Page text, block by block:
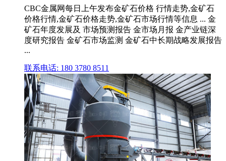
CBC金属网每日上午发布金矿石价格 行情走势,金矿石
价格行情,金矿石价格走势,金矿石市场行情等信息 ... 金
矿石年度发展及 市场预测报告 金市场月报 金产业链深
度研究报告 金矿石市场监测 金矿石中长期战略发展报告
...
联系电话: 180 3780 8511